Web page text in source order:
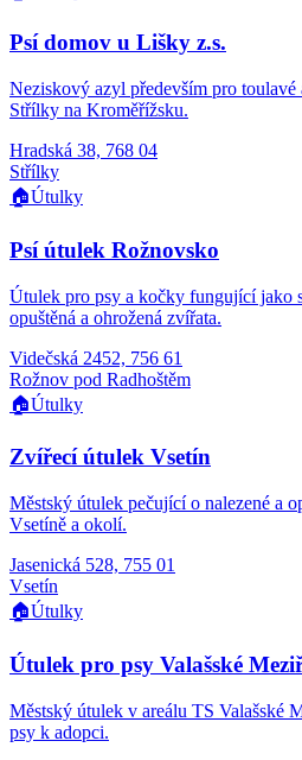
Psí domov u Lišky z.s.
Neziskový azyl především pro
Střílky na Kroměřížsku.
Hradská 38, 768 04
Střílky
🏠Útulky
Psí útulek Rožnovsko
Útulek pro psy a kočky fungující jako
opuštěná a ohrožená zvířata.
Videčská 2452, 756 61
Rožnov pod Radhoštěm
🏠Útulky
Zvířecí útulek Vsetín
Městský útulek pečující o nalezené a
Vsetíně a okolí.
Jasenická 528, 755 01
Vsetín
🏠Útulky
Útulek pro psy Valašské
Městský útulek v areálu TS Valašské
psy k adopci.